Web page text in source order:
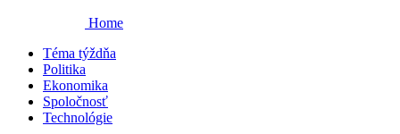
Home
Téma týždňa
Politika
Ekonomika
Spoločnosť
Technológie